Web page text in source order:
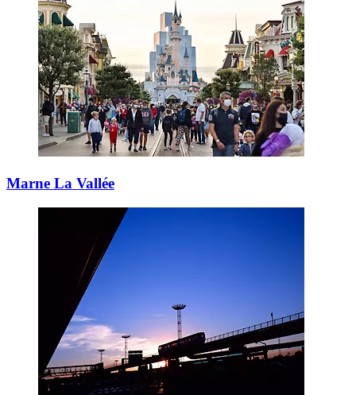
Marne La Vallée